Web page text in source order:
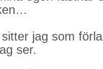
jag som
ser.